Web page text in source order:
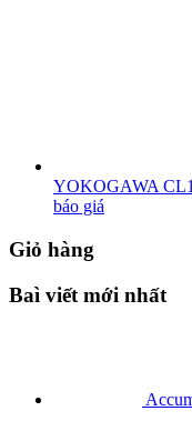
YOKOGAWA
báo giá
Giỏ hàng
Baì viết mới nhất